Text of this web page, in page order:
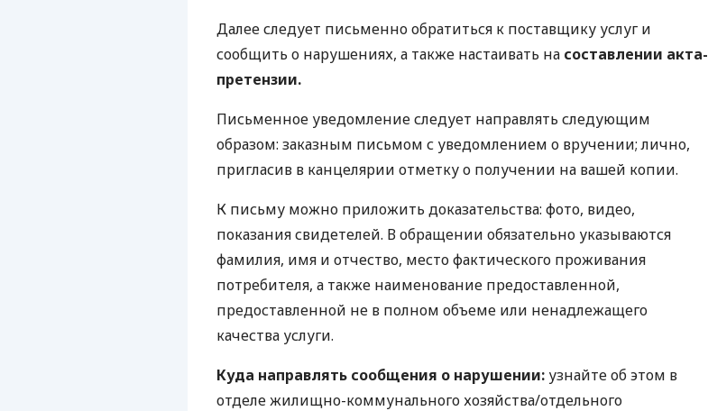
Далее следует письменно обратиться к поставщику услуг и
сообщить о нарушениях, а также настаивать на составлении акта-
претензии.
Письменное уведомление следует направлять следующим
образом: заказным письмом с уведомлением о вручении; лично,
пригласив в канцелярии отметку о получении на вашей копии.
К письму можно приложить доказательства: фото, видео,
показания свидетелей. В обращении обязательно указываются
фамилия, имя и отчество, место фактического проживания
потребителя, а также наименование предоставленной,
предоставленной не в полном объеме или ненадлежащего
качества услуги.
Куда направлять сообщения о нарушении: узнайте об этом в
отделе жилищно-коммунального хозяйства/отдельного